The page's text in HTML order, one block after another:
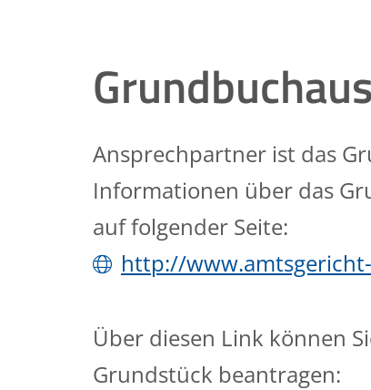
Ansprechpartner ist das
Informationen über das
auf folgender Seite:
http://
Über diesen Link können
Grundstück beantragen: